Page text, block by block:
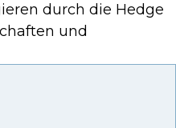
durch die Hedge
und